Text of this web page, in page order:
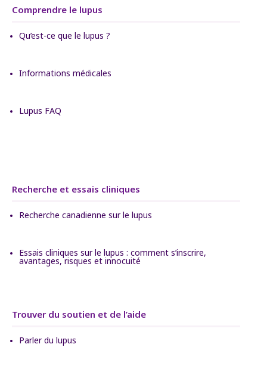
Comprendre le lupus
Qu’est-ce que le lupus ?
Informations médicales
Lupus FAQ
Recherche et essais cliniques
Recherche canadienne sur le lupus
Essais cliniques sur le lupus : comment s’inscrire,
avantages, risques et innocuité
Trouver du soutien et de l’aide
Parler du lupus